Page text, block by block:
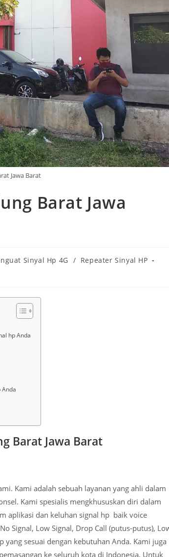
Jawa Barat
Barat Jawa
Sinyal Hp 4G / Repeater Sinyal HP
hp Anda
Anda
Barat Jawa Barat
Kami adalah sebuah layanan yang ahli dalam
Kami spesialis mengkhususkan diri dalam
aplikasi dan keluhan signal hp baik voice
Signal, Low Signal, Drop Call (putus-putus),
sesuai dengan kebutuhan Anda. Kami juga
ke seluruh kota di Indonesia. Untuk